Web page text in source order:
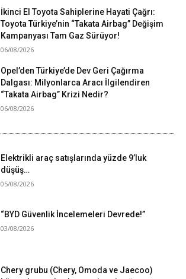
İkinci El Toyota Sahiplerine Hayati Çağrı:
Toyota Türkiye’nin “Takata Airbag” Değişim
Kampanyası Tam Gaz Sürüyor!
06/08/2026
Opel’den Türkiye’de Dev Geri Çağırma
Dalgası: Milyonlarca Aracı İlgilendiren
“Takata Airbag” Krizi Nedir?
06/08/2026
Elektrikli araç satışlarında yüzde 9’luk
düşüş…
05/08/2026
“BYD Güvenlik İncelemeleri Devrede!”
03/08/2026
Chery grubu (Chery, Omoda ve Jaecoo)